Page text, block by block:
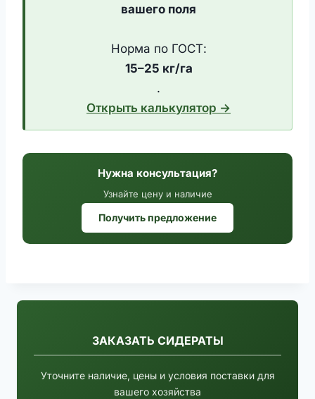
вашего поля
Норма по ГОСТ:
15–25 кг/га
.
Открыть калькулятор →
Нужна консультация?
Узнайте цену и наличие
Получить предложение
ЗАКАЗАТЬ СИДЕРАТЫ
Уточните наличие, цены и условия поставки для
вашего хозяйства